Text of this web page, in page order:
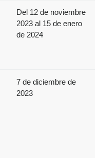
Del 12 de noviembre
2023 al 15 de enero
de 2024
7 de diciembre de
2023